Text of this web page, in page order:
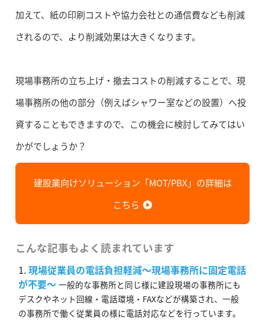
加えて、紙の印刷コストや協力会社との通信費なども削減
されるので、より削減効果は大きくなります。
現場事務所の立ち上げ・撤去コストの削減することで、現
場事務所の他の部分（例えばシャワー室などの設置）へ投
資することもできますので、この機会に検討してみてはい
かがでしょうか？
建設業向けソリューション「MOT/PBX」の詳細は
こちら
こんな記事もよく読まれています
現場従業員の電話負担軽減～現場事務所に固定電話
が不要～ 一般的な事務所と同じ様に建設現場の事務所にも
デスクやネット回線・電話環境・FAXなどが構築され、一般
の事務所で働く従業員の様に電話対応などを行っています。